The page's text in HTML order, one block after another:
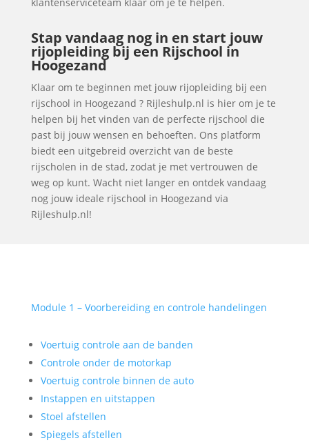
Stap vandaag nog in en start jouw
rijopleiding bij een Rijschool in
Hoogezand
Klaar om te beginnen met jouw rijopleiding bij een
rijschool in Hoogezand ? Rijleshulp.nl is hier om je te
helpen bij het vinden van de perfecte rijschool die
past bij jouw wensen en behoeften. Ons platform
biedt een uitgebreid overzicht van de beste
rijscholen in de stad, zodat je met vertrouwen de
weg op kunt. Wacht niet langer en ontdek vandaag
nog jouw ideale rijschool in Hoogezand via
Rijleshulp.nl!
Module 1 – Voorbereiding en controle handelingen
Voertuig controle aan de banden
Controle onder de motorkap
Voertuig controle binnen de auto
Instappen en uitstappen
Stoel afstellen
Spiegels afstellen